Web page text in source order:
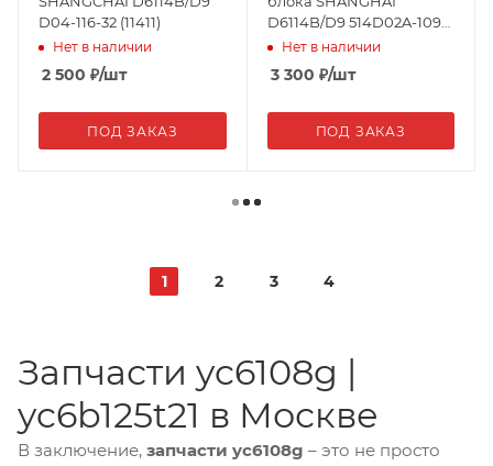
D04-116-32 (11411)
Нет в наличии
2 500 ₽/шт
ПОД ЗАКАЗ
D6114B/D9 514D02A-109-
30a (05852/04431)
Нет в наличии
3 300 ₽/шт
ПОД ЗАКАЗ
1 2 3 4
Запчасти yc6108g |
yc6b125t21 в Москве
В заключение, запчасти yc6108g – это не просто